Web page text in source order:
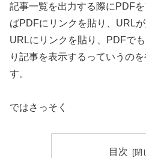
記事一覧を出力する際にPDF
ばPDFにリンクを貼り、URL
URLにリンクを貼り、PDFで
り記事を表示するっていうの
す。
ではさっそく
目次